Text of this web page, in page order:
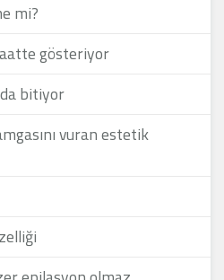
mi?
gösteriyor
bitiyor
vuran estetik